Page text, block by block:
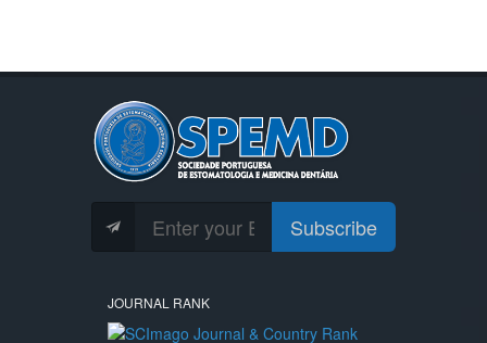
Subscribe
JOURNAL RANK